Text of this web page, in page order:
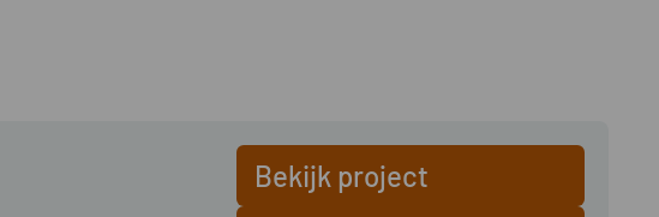
Bekijk project